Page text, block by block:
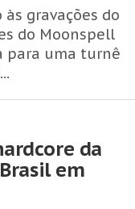
às gravações do
do Moonspell
para uma turnê
da
em